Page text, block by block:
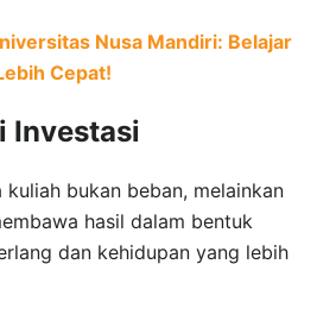
Nusa Mandiri: Belajar
Cepat!
Investasi
kuliah bukan beban, melainkan
hasil dalam bentuk
dan kehidupan yang lebih